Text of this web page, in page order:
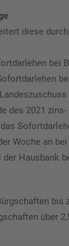
diese
bei
des 2021
Woche an
Hausbank
über